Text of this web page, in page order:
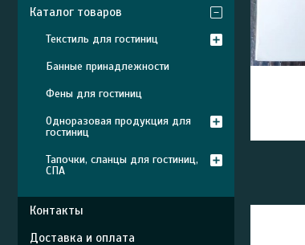
Каталог товаров
Текстиль для гостиниц
Банные принадлежности
Фены для гостиниц
Одноразовая продукция для
гостиниц
Тапочки, сланцы для гостиниц,
СПА
Контакты
Доставка и оплата